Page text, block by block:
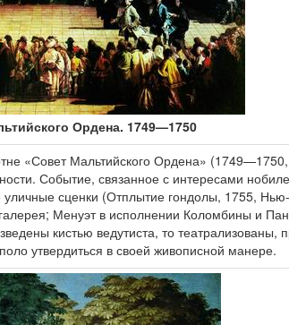
Ордена. 1749—1750
«Совет Мальтийского Ордена»
Событие, связанное с интересами
сценки (Отплытие гондолы, 1755,
Менуэт в исполнении Коломбины и
кистью ведутиста, то театрализованы,
утвердиться в своей живописной манере.